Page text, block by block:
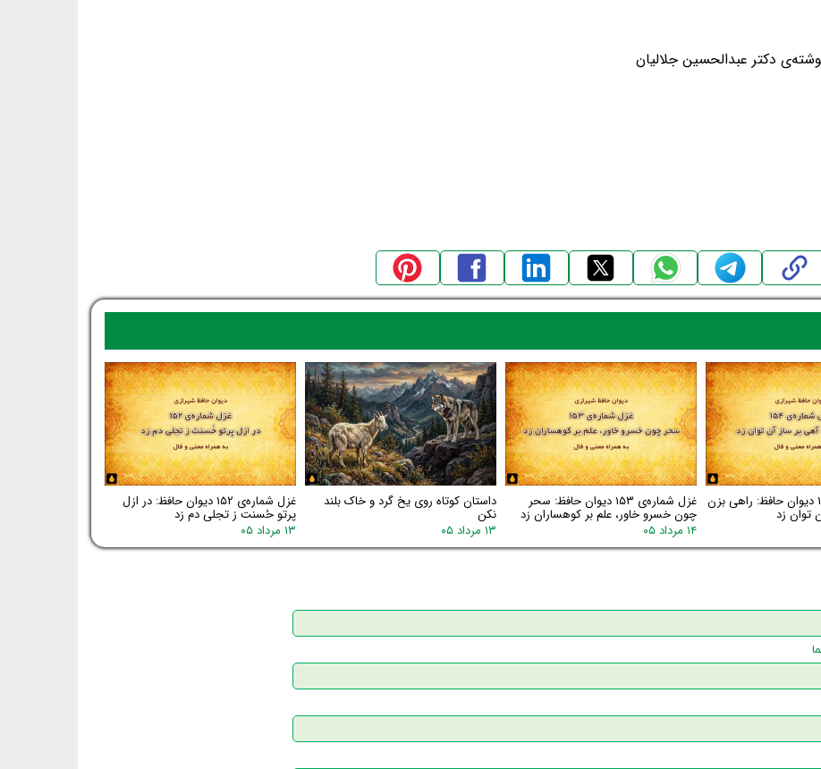
دکتر عبدالحسین جلالیان
غزل شماره‌ی ۱۵۴ دیوان حافظ: راهی بزن
توان زد
غزل شماره‌ی ۱۵۳ دیوان حافظ: سحر
چون خسرو خاور، علم بر کوهساران زد
۱۴ مرداد ۰۵
داستان کوتاه روی یخ گرد و خاک بلند
نکن
۱۳ مرداد ۰۵
غزل شماره‌ی ۱۵۲ دیوان حافظ: در ازل
پرتو حُسنت ز تجلی دم زد
۱۳ مرداد ۰۵